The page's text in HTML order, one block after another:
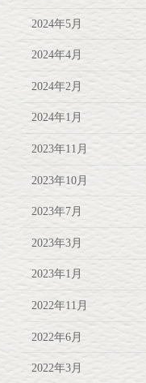
2024年5月
2024年4月
2024年2月
2024年1月
2023年11月
2023年10月
2023年7月
2023年3月
2023年1月
2022年11月
2022年6月
2022年3月